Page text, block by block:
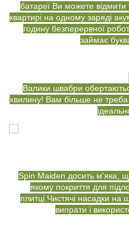
батареї Ви можете відмити
квартирі на одному заряді
годину безперервної
займає
Валики швабри
хвилину! Вам більше не
Spin Maiden досить м'яка,
якому покриття для
плитці.Чистячі насадки на
випрати і